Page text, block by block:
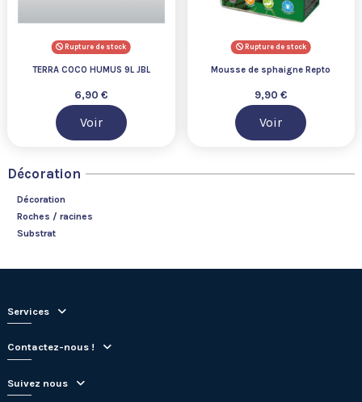
Rupture de stock
TERRA COCO HUMUS 9L JBL
6,90 €
Voir
Rupture de stock
Mousse de sphaigne Repto
9,90 €
Voir
Décoration
Décoration
Roches / racines
Substrat
Services
Contactez-nous !
Suivez nous